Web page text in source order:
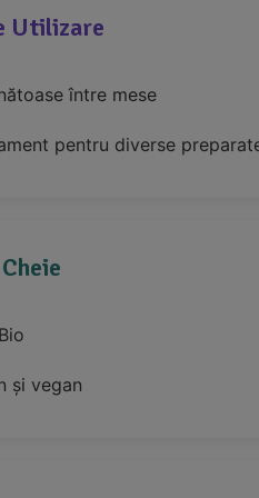
Utilizare
între mese
pentru diverse
și vegan